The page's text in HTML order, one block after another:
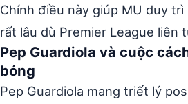
Chính điều này giúp MU duy
rất lâu dù Premier League liên
Pep Guardiola và cuộc
bóng
Pep Guardiola mang triết lý